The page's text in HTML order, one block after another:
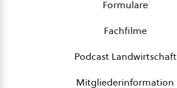
Formulare
Fachfilme
Podcast Landwirtschaft
Mitgliederinformation